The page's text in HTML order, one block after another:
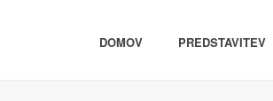
DOMOV PREDSTAVITEV